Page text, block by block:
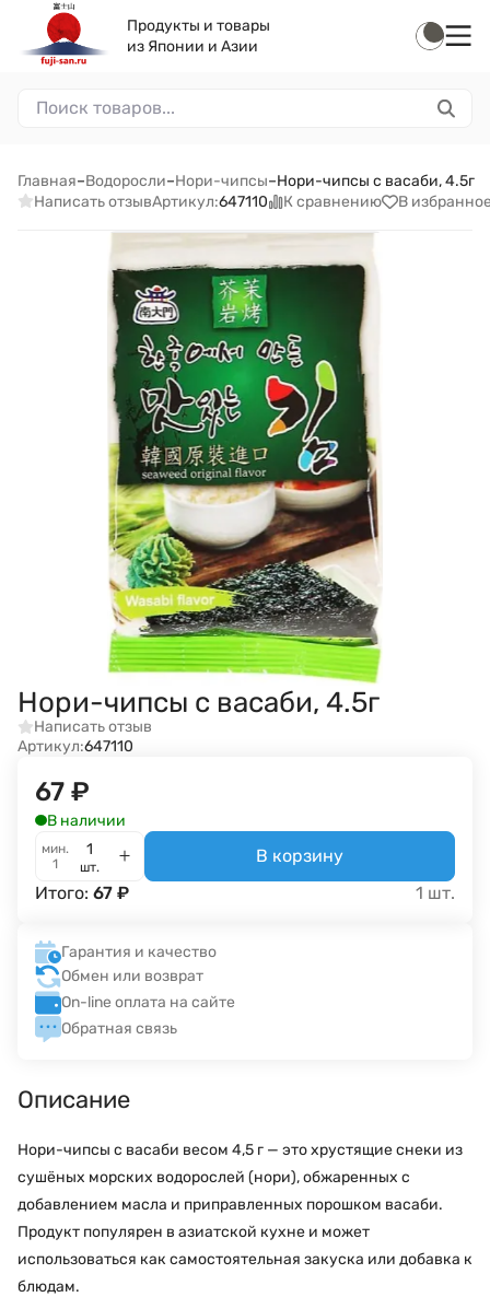
Продукты и товары
из Японии и Азии
Главная–Водоросли–Нори-чипсы–Нори-чипсы с васаби, 4.5г
Написать отзывАртикул:647110 К сравнению В
Нори-чипсы с васаби, 4.5г
Написать отзыв
Артикул:647110
67 ₽
В наличии
мин.
1
шт.
В корзину
Итого: 67 ₽ 1 шт.
Гарантия и качество
Обмен или возврат
On-line оплата на сайте
Обратная связь
Описание
Нори-чипсы с васаби весом 4,5 г — это хрустящие снеки из
сушёных морских водорослей (нори), обжаренных с
добавлением масла и приправленных порошком васаби.
Продукт популярен в азиатской кухне и может
использоваться как самостоятельная закуска или добавка к
блюдам.